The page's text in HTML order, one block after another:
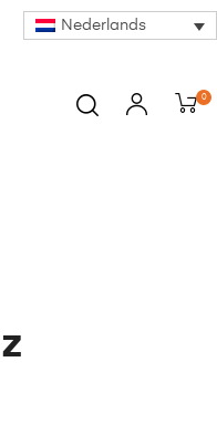
Nederlands
0